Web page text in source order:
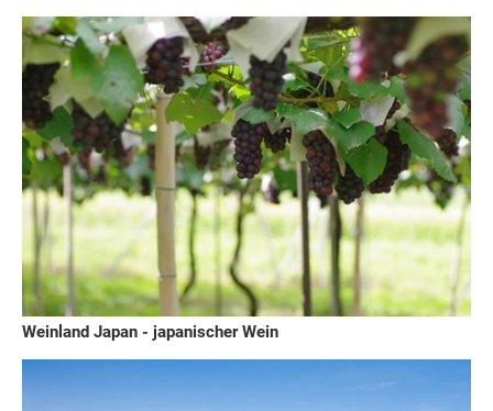
Weinland Japan - japanischer Wein